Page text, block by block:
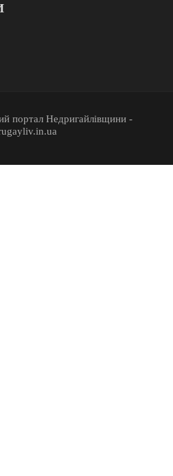
портал Недригайлівщини -